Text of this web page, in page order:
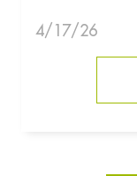
4/17/26